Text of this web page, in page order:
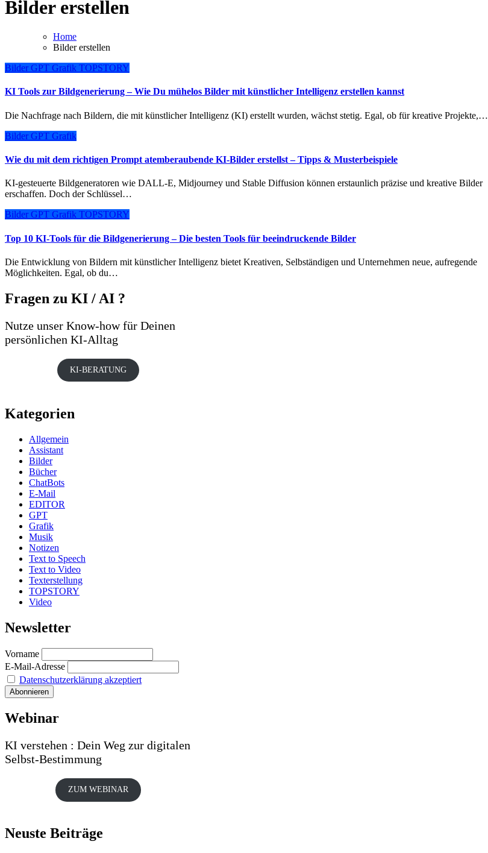
Bilder erstellen
Home
Bilder erstellen
Bilder GPT Grafik TOPSTORY
KI Tools zur Bildgenerierung – Wie Du mühelos Bilder mit künstlicher Intelligenz erstellen kannst
Die Nachfrage nach Bildern, die mit künstlicher Intelligenz (KI) erstellt wurden, wächst stetig. Egal, ob für kreative Projekte,…
Bilder GPT Grafik
Wie du mit dem richtigen Prompt atemberaubende KI-Bilder erstellst – Tipps & Musterbeispiele
KI-gesteuerte Bildgeneratoren wie DALL-E, Midjourney und Stable Diffusion können erstaunlich präzise und kreative Bilder
erschaffen. Doch der Schlüssel…
Bilder GPT Grafik TOPSTORY
Top 10 KI-Tools für die Bildgenerierung – Die besten Tools für beeindruckende Bilder
Die Entwicklung von Bildern mit künstlicher Intelligenz bietet Kreativen, Selbständigen und Unternehmen neue, aufregende
Möglichkeiten. Egal, ob du…
Fragen zu KI / AI ?
Nutze unser Know-how für Deinen
persönlichen KI-Alltag
KI-BERATUNG
Kategorien
Allgemein
Assistant
Bilder
Bücher
ChatBots
E-Mail
EDITOR
GPT
Grafik
Musik
Notizen
Text to Speech
Text to Video
Texterstellung
TOPSTORY
Video
Newsletter
Vorname
E-Mail-Adresse
Datenschutzerklärung akzeptiert
Webinar
KI verstehen : Dein Weg zur digitalen
Selbst-Bestimmung
ZUM WEBINAR
Neuste Beiträge